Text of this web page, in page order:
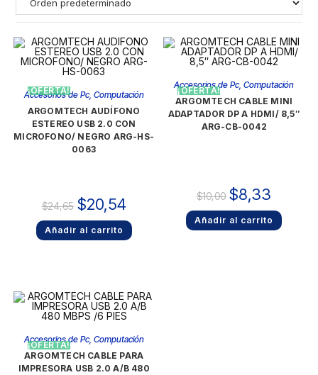
¡OFERTA!
Accesorios de Pc, Computación
ARGOMTECH AUDÍFONO
ESTEREO USB 2.0 CON
MICROFONO/ NEGRO ARG-HS-
0063
$24,65 $20,54
Añadir al carrito
¡OFERTA!
Accesorios de Pc,Computación
ARGOMTECH CABLE MINI
ADAPTADOR DP A HDMI/ 8,5″
ARG-CB-0042
$10,00 $8,33
Añadir al carrito
¡OFERTA!
Accesorios de Pc, Computación
ARGOMTECH CABLE PARA
IMPRESORA USB 2.0 A/B 480